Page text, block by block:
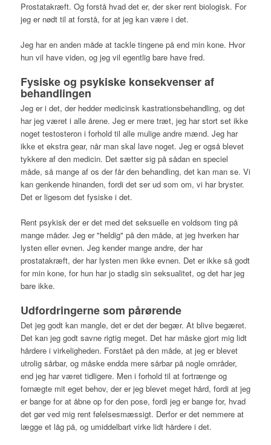
Prostatakræft. Og forstå hvad det er, der sker rent biologisk. For
jeg er nødt til at forstå, for at jeg kan være i det.
Jeg har en anden måde at tackle tingene på end min kone. Hvor
hun vil have viden, og jeg vil egentlig bare have fred.
Fysiske og psykiske konsekvenser af
behandlingen
Jeg er i det, der hedder medicinsk kastrationsbehandling, og det
har jeg været i alle årene. Jeg er mere træt, jeg har stort set ikke
noget testosteron i forhold til alle mulige andre mænd. Jeg har
ikke et ekstra gear, når man skal lave noget. Jeg er også blevet
tykkere af den medicin. Det sætter sig på sådan en speciel
måde, så mange af os der får den behandling, det kan man se. Vi
kan genkende hinanden, fordi det ser ud som om, vi har bryster.
Det er ligesom det fysiske i det.
Rent psykisk der er det med det seksuelle en voldsom ting på
mange måder. Jeg er "heldig" på den måde, at jeg hverken har
lysten eller evnen. Jeg kender mange andre, der har
prostatakræft, der har lysten men ikke evnen. Det er ikke så godt
for min kone, for hun har jo stadig sin seksualitet, og det har jeg
bare ikke.
Udfordringerne som pårørende
Det jeg godt kan mangle, det er det der begær. At blive begæret.
Det kan jeg godt savne rigtig meget. Det har måske gjort mig lidt
hårdere i virkeligheden. Forstået på den måde, at jeg er blevet
utrolig sårbar, og måske endda mere sårbar på nogle områder,
end jeg har været tidligere. Men i forhold til at fortrænge og
fornægte mit eget behov, der er jeg blevet meget hård, fordi at jeg
er bange for at åbne op for den pose, fordi jeg er bange for, hvad
det gør ved mig rent følelsesmæssigt. Derfor er det nemmere at
lægge et låg på, og umiddelbart virke lidt hårdere i det.